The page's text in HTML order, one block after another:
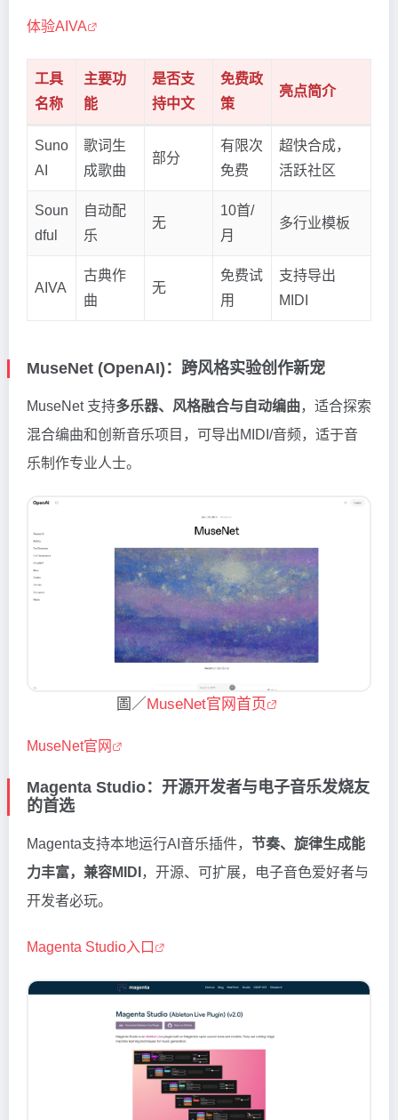
体验AIVA
工具
名称
主要功
能
是否支
持中文
免费政
策
亮点简介
Suno
AI
歌词生
成歌曲
部分
有限次
免费
超快合成，
活跃社区
Soun
dful
自动配
乐
无
10首/
月
多行业模板
AIVA
古典作
曲
无
免费试
用
支持导出
MIDI
MuseNet (OpenAI)：跨风格实验创作新宠
MuseNet 支持多乐器、风格融合与自动编曲，适合探索
混合编曲和创新音乐项目，可导出MIDI/音频，适于音
乐制作专业人士。
圖／MuseNet官网首页
MuseNet官网
Magenta Studio：开源开发者与电子音乐发烧友
的首选
Magenta支持本地运行AI音乐插件， 节奏、旋律生成能
力丰富，兼容MIDI ，开源、可扩展，电子音色爱好者与
开发者必玩。
Magenta Studio入口